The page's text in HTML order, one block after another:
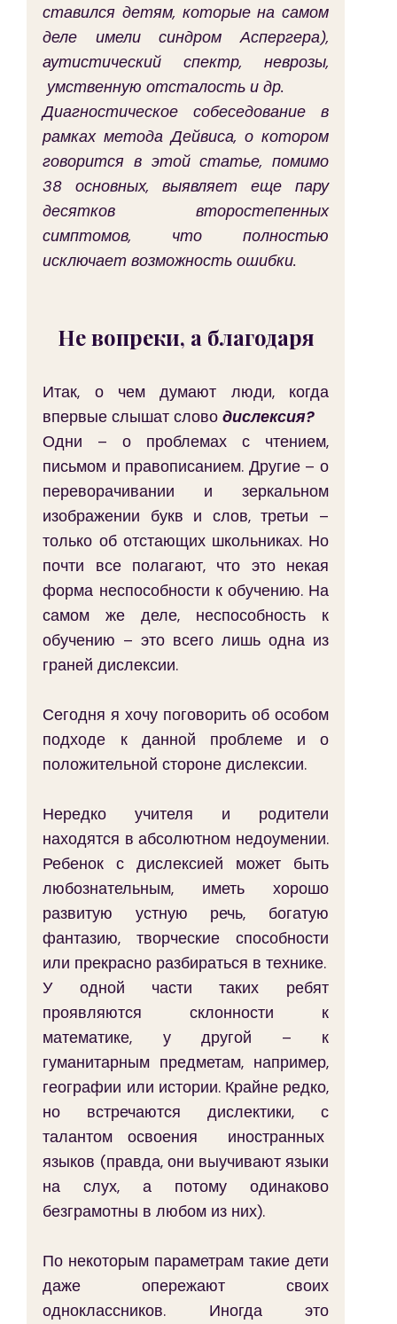
ставился детям, которые на самом
деле имели синдром Аспергера),
аутистический спектр, неврозы,
умственную отсталость и др.
Диагностическое собеседование в
рамках метода Дейвиса, о котором
говорится в этой статье, помимо
38 основных, выявляет еще пару
десятков второстепенных
симптомов, что полностью
исключает возможность ошибки.
Не вопреки, а благодаря
Итак, о чем думают люди, когда
впервые слышат слово дислексия?
Одни – о проблемах с чтением,
письмом и правописанием. Другие – о
переворачивании и зеркальном
изображении букв и слов, третьи –
только об отстающих школьниках. Но
почти все полагают, что это некая
форма неспособности к обучению. На
самом же деле, неспособность к
обучению – это всего лишь одна из
граней дислексии.
Сегодня я хочу поговорить об особом
подходе к данной проблеме и о
положительной стороне дислексии.
Нередко учителя и родители
находятся в абсолютном недоумении.
Ребенок с дислексией может быть
любознательным, иметь хорошо
развитую устную речь, богатую
фантазию, творческие способности
или прекрасно разбираться в технике.
У одной части таких ребят
проявляются склонности к
математике, у другой – к
гуманитарным предметам, например,
географии или истории. Крайне редко,
но встречаются дислектики, с
талантом освоения  иностранных
языков (правда, они выучивают языки
на слух, а потому одинаково
безграмотны в любом из них).
По некоторым параметрам такие дети
даже опережают своих
одноклассников. Иногда это